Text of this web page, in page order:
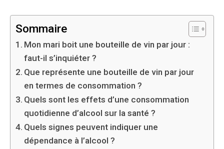
Sommaire
Mon mari boit une bouteille de vin par jour :
faut-il s’inquiéter ?
Que représente une bouteille de vin par jour
en termes de consommation ?
Quels sont les effets d’une consommation
quotidienne d’alcool sur la santé ?
Quels signes peuvent indiquer une
dépendance à l’alcool ?